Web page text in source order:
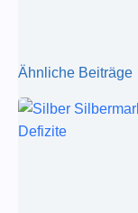
Ähnliche Beiträge